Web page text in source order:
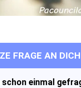
FRAGE AN DICH
schon einmal